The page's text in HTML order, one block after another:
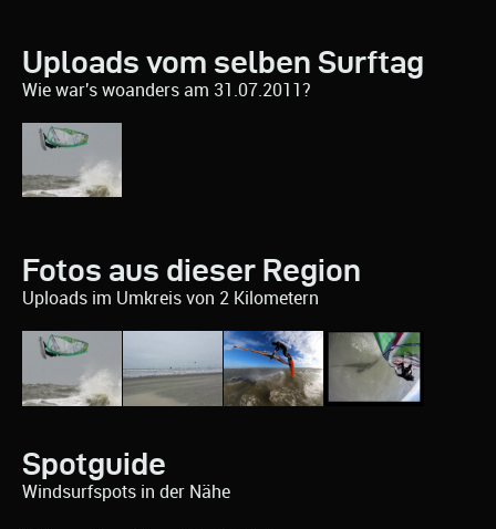
Uploads vom selben Surftag
Wie war's woanders am 31.07.2011?
Fotos aus dieser Region
Uploads im Umkreis von 2 Kilometern
Spotguide
Windsurfspots in der Nähe